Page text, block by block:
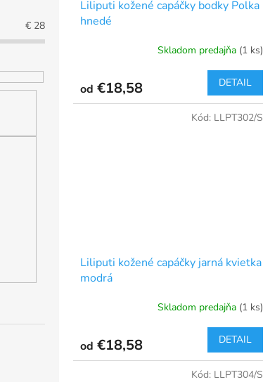
€ 28
Liliputi kožené capáčky bodky Polka
hnedé
Skladom predajňa (1 ks)
od €18,58 DETAIL
Liliputi kožené capáčky jarná kvietka
modrá
Skladom predajňa (1 ks)
od €18,58 DETAIL
Kód: LLPT302/S
Kód: LLPT304/S